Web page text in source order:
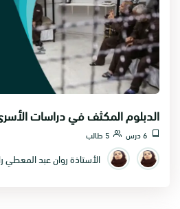
الدبلوم المكثف في دراسات
6 درس 5 طالب
الأستاذة روان عبد